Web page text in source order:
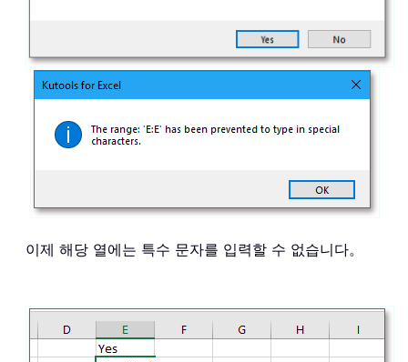
이제 해당 열에는 특수 문자를 입력할 수 없습니다。